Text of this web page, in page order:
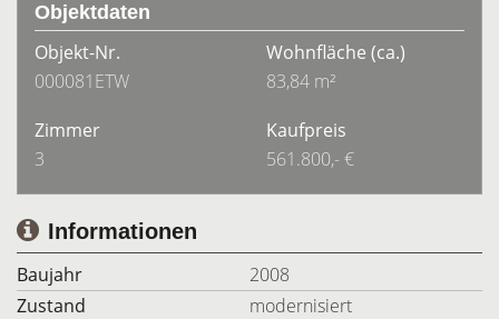
Objektdaten
Objekt-Nr.
000081ETW
Wohnfläche (ca.)
83,84 m²
Zimmer
3
Kaufpreis
561.800,- €
Informationen
Baujahr
2008
Zustand
modernisiert